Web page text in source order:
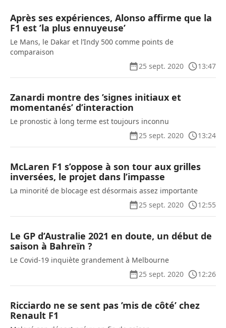
Après ses expériences, Alonso affirme que la
F1 est ’la plus ennuyeuse’
Le Mans, le Dakar et l’Indy 500 comme points de
comparaison
25 sept. 2020
13:47
Zanardi montre des ’signes initiaux et
momentanés’ d’interaction
Le pronostic à long terme est toujours inconnu
25 sept. 2020
13:24
McLaren F1 s’oppose à son tour aux grilles
inversées, le projet dans l’impasse
La minorité de blocage est désormais assez importante
25 sept. 2020
12:55
Le GP d’Australie 2021 en doute, un début de
saison à Bahreïn ?
Le Covid-19 inquiète grandement à Melbourne
25 sept. 2020
12:26
Ricciardo ne se sent pas ’mis de côté’ chez
Renault F1